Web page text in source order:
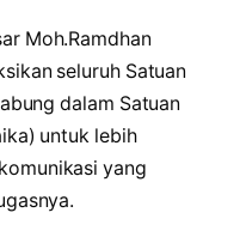
Moh.Ramdhan
seluruh Satuan
dalam Satuan
untuk lebih
yang